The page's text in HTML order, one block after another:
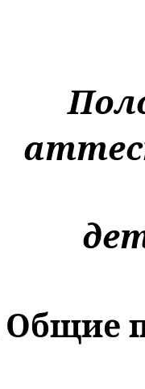
Общие